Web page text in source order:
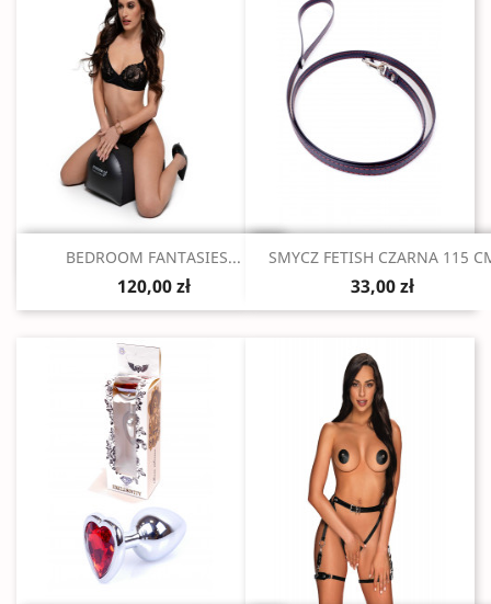
Szybki podgląd
BEDROOM FANTASIES...
120,00 zł
Szybki podgląd
SMYCZ FETISH CZARNA 115
33,00 zł